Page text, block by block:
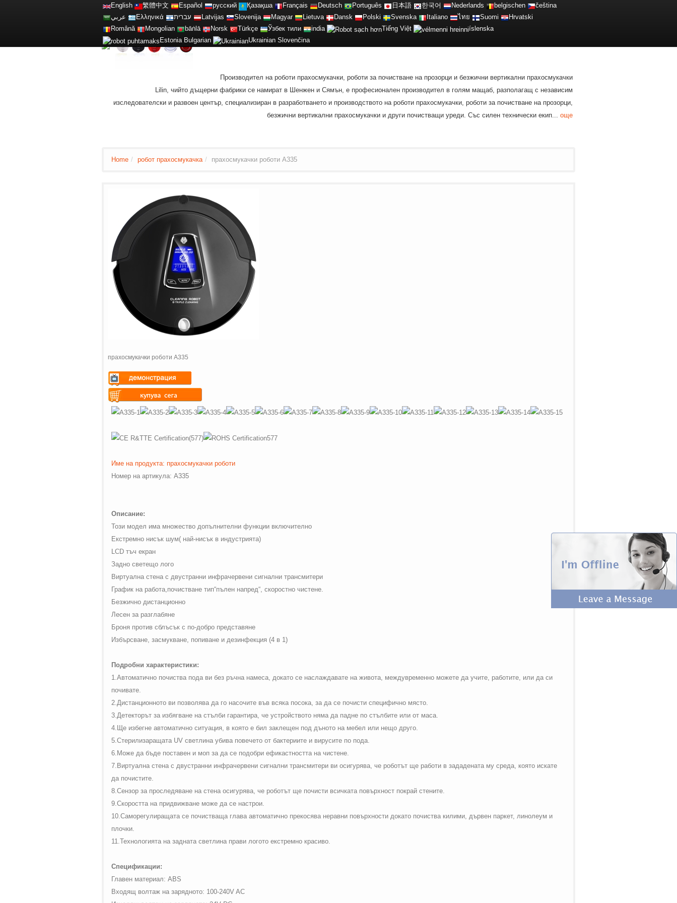
English 繁體中文 Español русский Қазақша Français Deutsch Português 日本語 한국어 Nederlands belgischen
čeština
عربي
Ελληνικά עברית Latvijas Slovenija Magyar Lietuva Dansk Polski Svenska Italiano ไทย Suomi
Hrvatski
Română
Mongolian bāṅlā Norsk Türkçe Ўзбек тили india Tiếng Việt
íslenska
Estonia Bulgarian Ukrainian Slovenčina
Производител на роботи прахосмукачки, роботи за почистване на прозорци и безжични вертикални прахосмукачки
Lilin, чийто дъщерни фабрики се намират в Шенжен и Сямън, е професионален производител в голям мащаб, разполагащ с независим
изследователски и развоен център, специализиран в разработването и производството на роботи прахосмукачки, роботи за почистване на прозорци,
безжични вертикални прахосмукачки и други почистващи уреди. Със силен технически екип... още
Home / робот прахосмукачка / прахосмукачки роботи A335
прахосмукачки роботи A335
Warning
$vii_demo_video_text in
/web/m.liectroux-
on line 35
Warning : Undefined variable
/web/m.liectroux-
on line
Име на продукта: прахосмукачки роботи
Номер на артикула: A335
Описание:
Този модел има множество допълнителни функции включително
Екстремно нисък шум( най-нисък в индустрията)
LCD тъч екран
Задно светещо лого
Виртуална стена с двустранни инфрачервени сигнални трансмитери
График на работа,почистване тип“пълен напред“, скоростно чистене.
Безжично дистанционно
Лесен за разглабяне
Броня против сблъсък с по-добро представяне
Избърсване, засмукване, попиване и дезинфекция (4 в 1)
Подробни характеристики:
1.Автоматично почиства пода ви без ръчна намеса, докато се наслаждавате на живота, междувременно можете да учите, работите, или да си
почивате.
2.Дистанционното ви позволява да го насочите във всяка посока, за да се почисти специфично място.
3.Детекторът за избягване на стълби гарантира, че устройството няма да падне по стълбите или от маса.
4.Ще избегне автоматично ситуация, в която е бил заклещен под дъното на мебел или нещо друго.
5.Стерилизаращата UVсветлина убива повечето от бактериите и вирусите по пода.
6.Може да бъде поставен и моп за да се подобри ефикастността на чистене.
7.Виртуална стена с двустранни инфрачервени сигнални трансмитери ви осигурява, че роботът ще работи в зададената му среда, която искате
да почистите.
8.Сензор за проследяване на стена осигурява, че роботът ще почисти всичката повърхност покрай стените.
9.Скоростта на придвижване може да се настрои.
10.Саморегулиращата се почистваща глава автоматично прекосява неравни повърхности докато почиства килими, дървен паркет, линолеум и
плочки.
11.Технологията на задната светлина прави логото екстремно красиво.
Спецификации:
Главен материал: ABS
Входящ волтаж на зарядното: 100-240V AC